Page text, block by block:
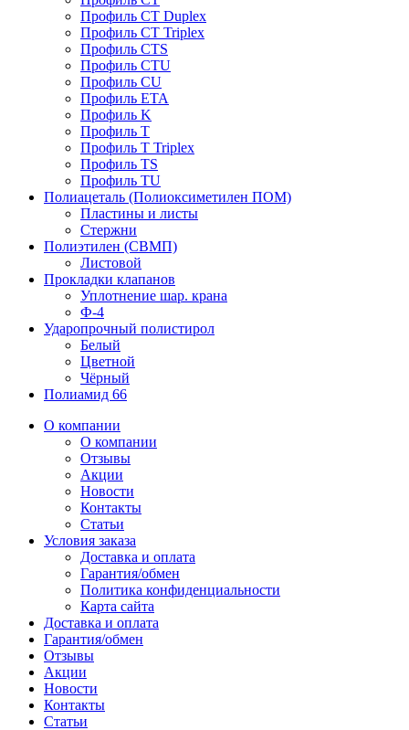
Профиль CT Duplex
Профиль CT Triplex
Профиль CTS
Профиль CTU
Профиль CU
Профиль ETA
Профиль K
Профиль T
Профиль T Triplex
Профиль TS
Профиль TU
Полиацеталь (Полиоксиметилен ПОМ)
Пластины и листы
Стержни
Полиэтилен (СВМП)
Листовой
Прокладки клапанов
Уплотнение шар. крана
Ф-4
Ударопрочный полистирол
Белый
Цветной
Чёрный
Полиамид 66
О компании
О компании
Отзывы
Акции
Новости
Контакты
Статьи
Условия заказа
Доставка и оплата
Гарантия/обмен
Политика конфиденциальности
Карта сайта
Доставка и оплата
Гарантия/обмен
Отзывы
Акции
Новости
Контакты
Статьи